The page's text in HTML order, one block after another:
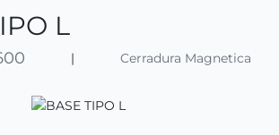
L
| Cerradura Magnetica